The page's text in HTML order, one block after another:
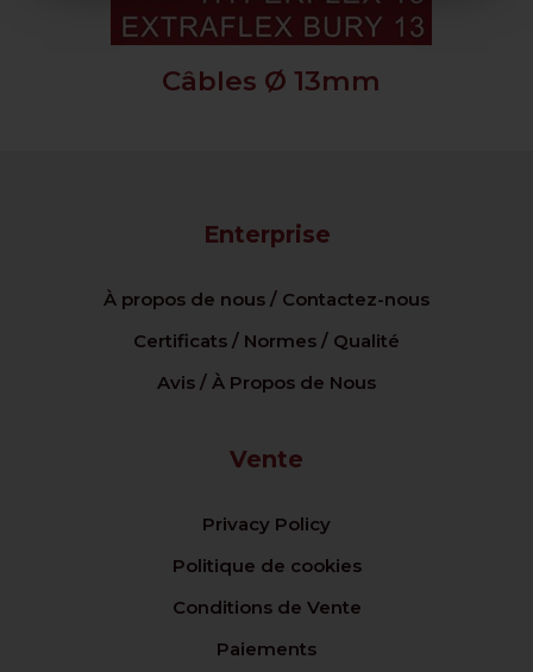
Câbles Ø 13mm
Enterprise
À propos de nous / Contactez-nous
Certificats / Normes / Qualité
Avis / À Propos de Nous
Vente
Privacy Policy
Politique de cookies
Conditions de Vente
Paiements